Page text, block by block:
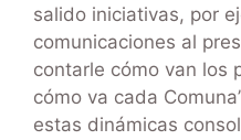
salido iniciativas, por
comunicaciones al
contarle cómo van los
cómo va cada
estas dinámicas